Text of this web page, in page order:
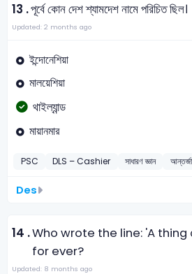
13 .পূর্বে কোন দেশ শ্যামদেশ নামে পরিচিত ছিল।
Updated: 2 months ago
ইন্দোনেশিয়া
মালয়েশিয়া
থাইল্যান্ড
মায়ানমার
PSC DLS – Cashier সাধারণ জ্ঞান
Des
14 .Who wrote the line: 'A
for ever?
Updated: 8 months ago